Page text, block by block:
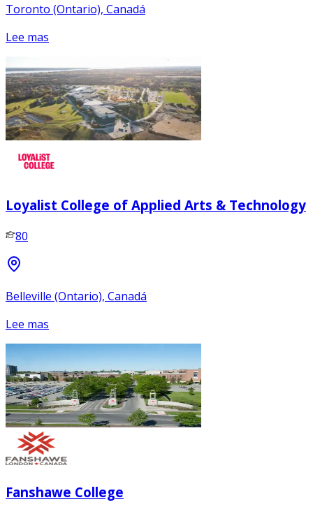
Toronto (Ontario), Canadá
Lee mas
Loyalist College of Applied Arts & Technology
80
Belleville (Ontario), Canadá
Lee mas
Fanshawe College